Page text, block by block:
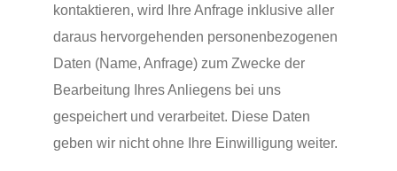
kontaktieren, wird Ihre Anfrage inklusive aller
daraus hervorgehenden personenbezogenen
Daten (Name, Anfrage) zum Zwecke der
Bearbeitung Ihres Anliegens bei uns
gespeichert und verarbeitet. Diese Daten
geben wir nicht ohne Ihre Einwilligung weiter.